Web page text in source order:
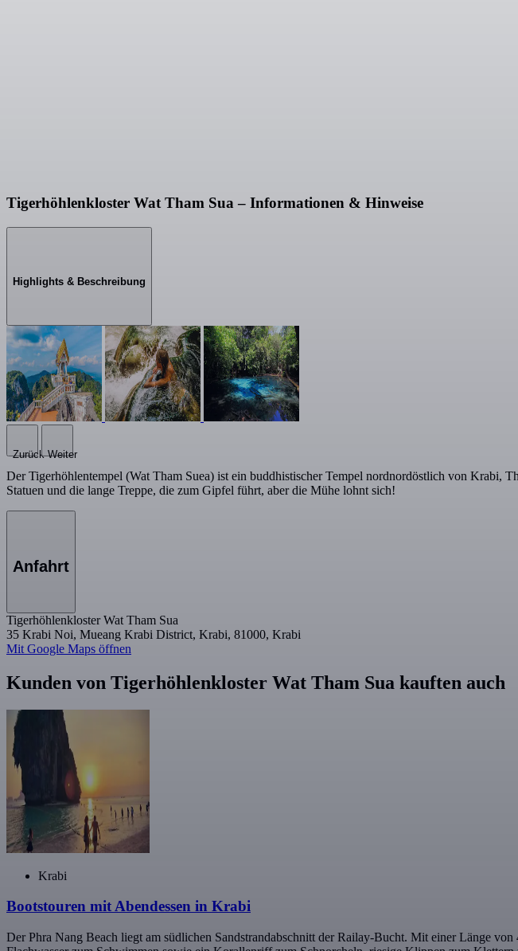
Tigerhöhlenkloster Wat Tham Sua – Informationen & Hinweise
Highlights & Beschreibung
Zurück Weiter
Der Tigerhöhlentempel (Wat Tham Suea) ist ein buddhistischer Tempel nordnordöstlich von Krabi,
Statuen und die lange Treppe, die zum Gipfel führt, aber die Mühe lohnt sich!
Anfahrt
Tigerhöhlenkloster Wat Tham Sua
35 Krabi Noi, Mueang Krabi District, Krabi, 81000, Krabi
Mit Google Maps öffnen
Kunden von Tigerhöhlenkloster Wat Tham Sua kauften auch
Krabi
Bootstouren mit Abendessen in Krabi
Der Phra Nang Beach liegt am südlichen Sandstrandabschnitt der Railay-Bucht. Mit einer Länge